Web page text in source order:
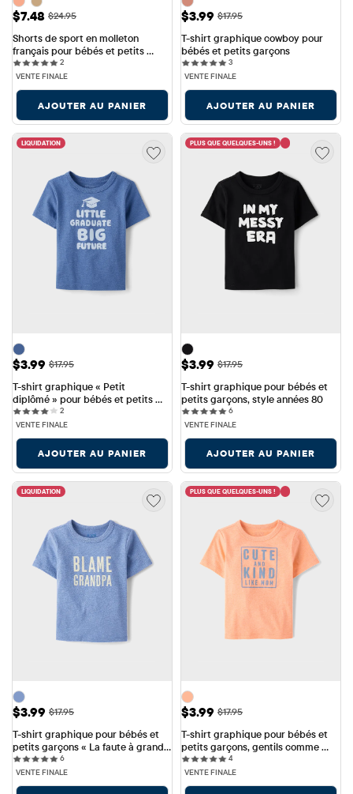
Prix ​​de vente: $7.48
$7.48 Prix ​​d'origine: $24.95
$24.95
Shorts de sport en molleton
français pour bébés et petits
garçons
22 reviews
VENTE FINALE
AJOUTER AU PANIER
Prix ​​de vente: $3.99
$3.99 Prix ​​d'origine: $17.95
$17.95
T-shirt graphique cowboy pour
bébés et petits garçons
33 reviews
VENTE FINALE
AJOUTER AU PANIER
LIQUIDATION
Prix ​​de vente: $3.99
$3.99 Prix ​​d'origine: $17.95
$17.95
T-shirt graphique « Petit
diplômé » pour bébés et petits
garçons
22 reviews
VENTE FINALE
AJOUTER AU PANIER
PLUS QUE QUELQUES-UNS !
Prix ​​de vente: $3.99
$3.99 Prix ​​d'origine: $17.95
$17.95
T-shirt graphique pour bébés et
petits garçons, style années 80
66 reviews
VENTE FINALE
AJOUTER AU PANIER
LIQUIDATION
Prix ​​de vente: $3.99
$3.99 Prix ​​d'origine: $17.95
$17.95
T-shirt graphique pour bébés et
petits garçons « La faute à grand-
père »
66 reviews
VENTE FINALE
PLUS QUE QUELQUES-UNS !
Prix ​​de vente: $3.99
$3.99 Prix ​​d'origine: $17.95
$17.95
T-shirt graphique pour bébés et
petits garçons, gentils comme
maman
44 reviews
VENTE FINALE